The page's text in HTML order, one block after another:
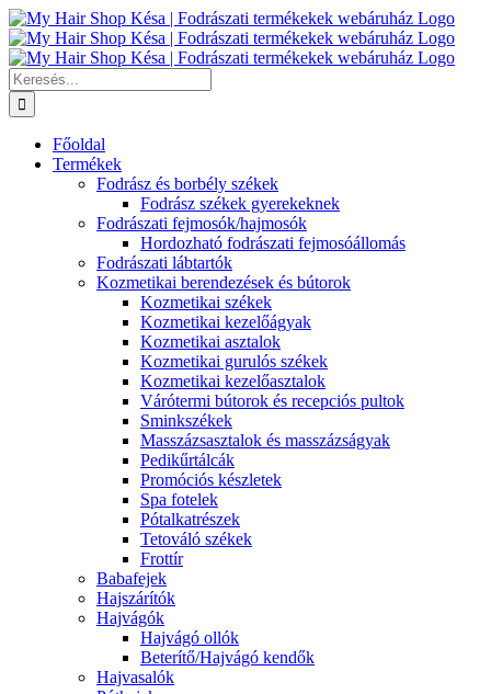
Kihagyás
Keresés...
Főoldal
Termékek
Fodrász és borbély székek
Fodrász székek gyerekeknek
Fodrászati fejmosók/hajmosók
Hordozható fodrászati fejmosóállomás
Fodrászati lábtartók
Kozmetikai berendezések és bútorok
Kozmetikai székek
Kozmetikai kezelőágyak
Kozmetikai asztalok
Kozmetikai gurulós székek
Kozmetikai kezelőasztalok
Várótermi bútorok és recepciós pultok
Sminkszékek
Masszázsasztalok és masszázságyak
Pedikűrtálcák
Promóciós készletek
Spa fotelek
Pótalkatrészek
Tetováló székek
Frottír
Babafejek
Hajszárítók
Hajvágók
Hajvágó ollók
Beterítő/Hajvágó kendők
Hajvasalók